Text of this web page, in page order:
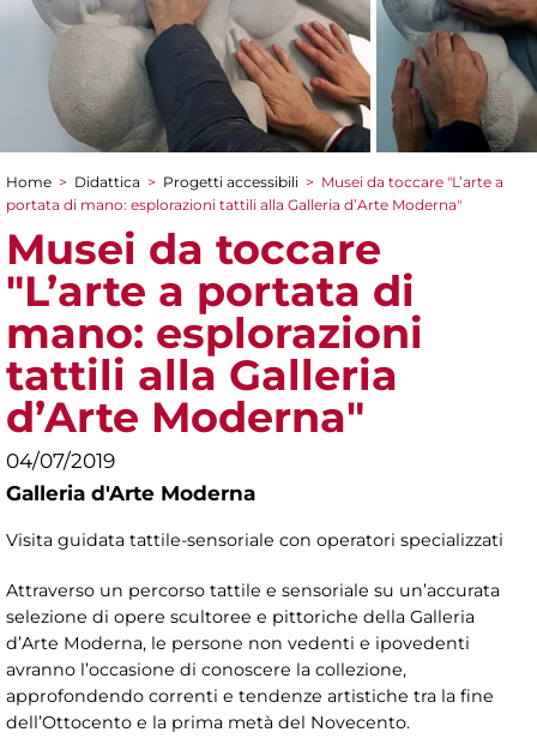
Tu sei qui
Home > Didattica > Progetti accessibili > Musei da toccare "L’arte a
portata di mano: esplorazioni tattili alla Galleria d’Arte Moderna"
Musei da toccare
"L’arte a portata di
mano: esplorazioni
tattili alla Galleria
d’Arte Moderna"
04/07/2019
Galleria d'Arte Moderna
Visita guidata tattile-sensoriale con operatori specializzati
Attraverso un percorso tattile e sensoriale su un’accurata
selezione di opere scultoree e pittoriche della Galleria
d’Arte Moderna, le persone non vedenti e ipovedenti
avranno l’occasione di conoscere la collezione,
approfondendo correnti e tendenze artistiche tra la fine
dell’Ottocento e la prima metà del Novecento.